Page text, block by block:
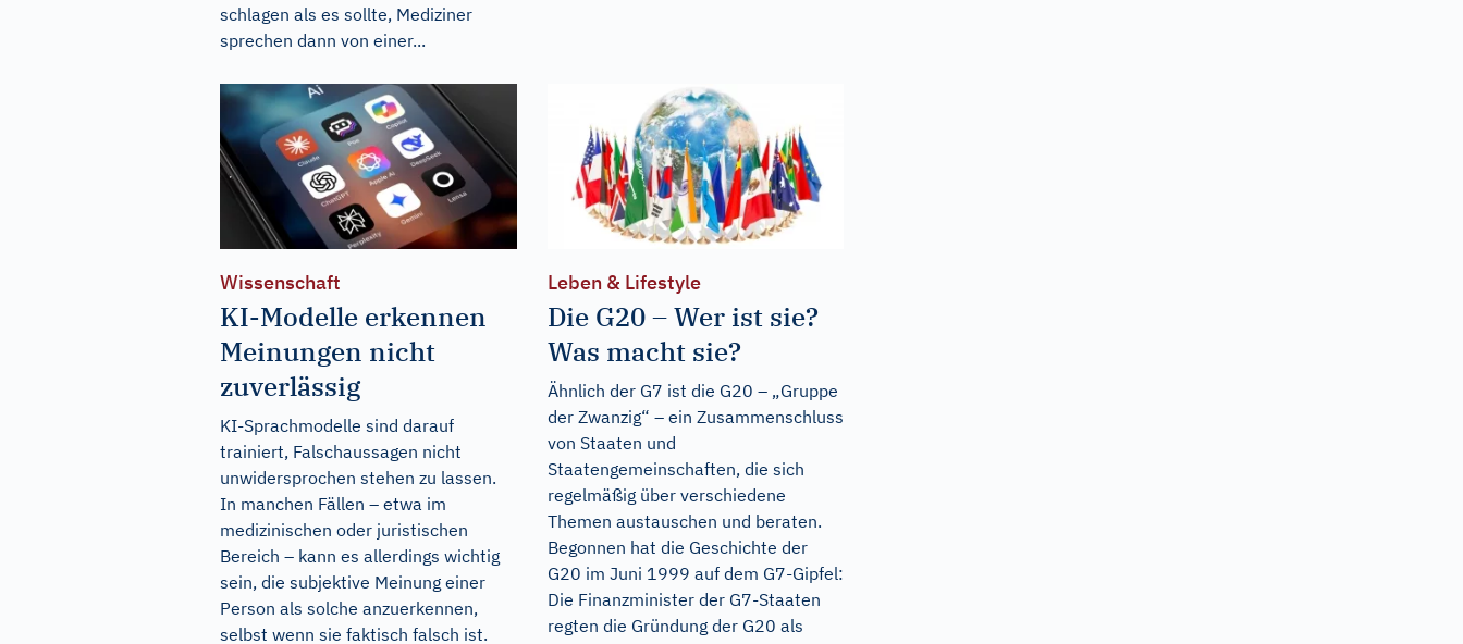
schlagen als es sollte, Mediziner
sprechen dann von einer...
Wissenschaft
KI-Modelle erkennen
Meinungen nicht
zuverlässig
KI-Sprachmodelle sind darauf
trainiert, Falschaussagen nicht
unwidersprochen stehen zu lassen.
In manchen Fällen – etwa im
medizinischen oder juristischen
Bereich – kann es allerdings wichtig
sein, die subjektive Meinung einer
Person als solche anzuerkennen,
selbst wenn sie faktisch falsch ist.
Leben & Lifestyle
Die G20 – Wer ist sie?
Was macht sie?
Ähnlich der G7 ist die G20 – „Gruppe
der Zwanzig“ – ein Zusammenschluss
von Staaten und
Staatengemeinschaften, die sich
regelmäßig über verschiedene
Themen austauschen und beraten.
Begonnen hat die Geschichte der
G20 im Juni 1999 auf dem G7-Gipfel:
Die Finanzminister der G7-Staaten
regten die Gründung der G20 als